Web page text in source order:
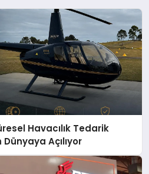
Havacılık Tedarik
Açılıyor